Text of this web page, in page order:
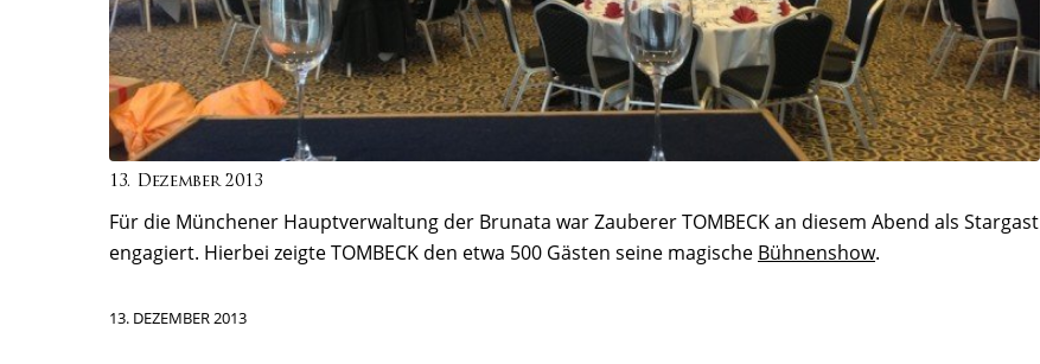
13. Dezember 2013
Für die Münchener Hauptverwaltung der Brunata war Zauberer TOMBECK an diesem Abend als Stargast
engagiert. Hierbei zeigte TOMBECK den etwa 500 Gästen seine magische Bühnenshow.
13. DEZEMBER 2013